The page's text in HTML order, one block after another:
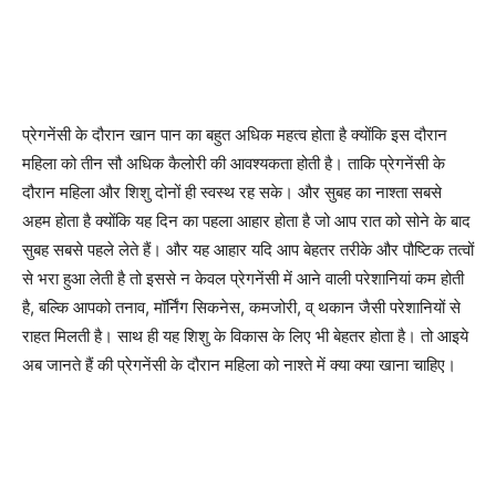
प्रेगनेंसी के दौरान खान पान का बहुत अधिक महत्व होता है क्योंकि इस दौरान
महिला को तीन सौ अधिक कैलोरी की आवश्यकता होती है। ताकि प्रेगनेंसी के
दौरान महिला और शिशु दोनों ही स्वस्थ रह सके। और सुबह का नाश्ता सबसे
अहम होता है क्योंकि यह दिन का पहला आहार होता है जो आप रात को सोने के बाद
सुबह सबसे पहले लेते हैं। और यह आहार यदि आप बेहतर तरीके और पौष्टिक तत्वों
से भरा हुआ लेती है तो इससे न केवल प्रेगनेंसी में आने वाली परेशानियां कम होती
है, बल्कि आपको तनाव, मॉर्निंग सिकनेस, कमजोरी, व् थकान जैसी परेशानियों से
राहत मिलती है। साथ ही यह शिशु के विकास के लिए भी बेहतर होता है। तो आइये
अब जानते हैं की प्रेगनेंसी के दौरान महिला को नाश्ते में क्या क्या खाना चाहिए।